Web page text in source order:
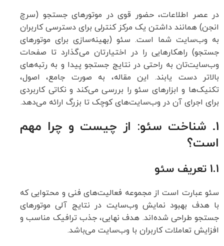
در عصر اطلاعات، حضور قوی در موتورهای جستجو (سرچ
انجن) همانند داشتن یک مرکز کنترلی برای دسترسی کاربران
به وب‌سایت شما است. سئو (بهینه‌سازی برای موتورهای
جستجو) راهکارهایی را در اختیارتان می‌گذارد تا صفحات
وب‌سایت‌تان به راحتی در نتایج جستجو پیدا و به رتبه‌های
بالاتر دست یابند. این مقاله، به صورت جامع، اصول،
تکنیک‌ها و ابزارهای سئو را بررسی می‌کند و نکاتی کاربردی
برای اجرای آن در وب‌سایت‌های کوچک تا بزرگ ارائه می‌دهد.
1. شناخت سئو: از چیست و چرا مهم
است؟
1.1 تعریف سئو
سئو عبارت است از مجموعه فعالیت‌های فنی و محتوایی که
با هدف بهبود نمایش وب‌سایت در نتایج آلی موتورهای
جستجو طراحی شده‌اند. هدف نهایی، جذب ترافیک مناسب و
افزایش تعاملات کاربران با وب‌سایت می‌باشد.